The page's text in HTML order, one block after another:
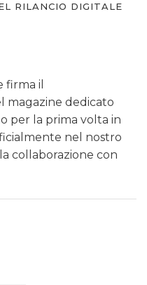
RILANCIO DIGITALE
firma il
magazine dedicato
per la prima volta in
nel nostro
collaborazione con